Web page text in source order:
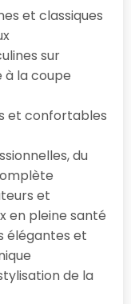
et classiques
sur
à la coupe
et confortables
du
et
en pleine santé
élégantes et
de la